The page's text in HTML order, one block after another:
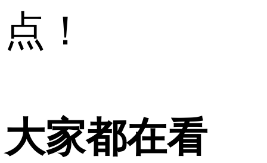
点！
大家都在看